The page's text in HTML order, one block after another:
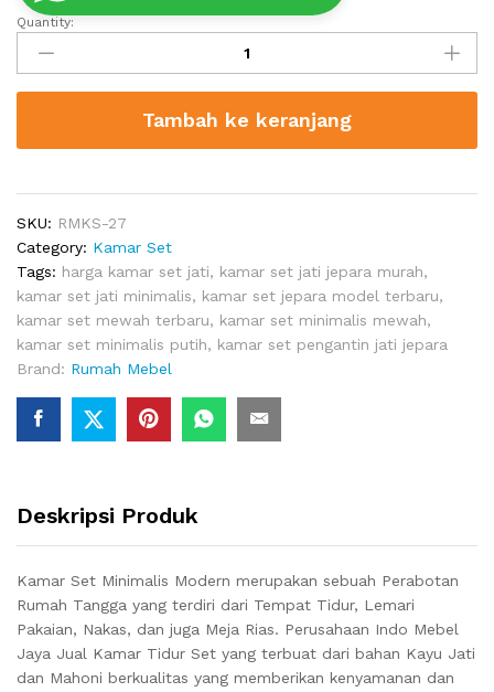
Kamar
Set
Minimalis
Modern
Quantity:
Tambah ke keranjang
SKU: RMKS-27
Category: Kamar Set
Tags: harga kamar set jati, kamar set jati jepara murah,
kamar set jati minimalis, kamar set jepara model terbaru,
kamar set mewah terbaru, kamar set minimalis mewah,
kamar set minimalis putih, kamar set pengantin jati jepara
Brand: Rumah Mebel
Deskripsi Produk
Kamar Set Minimalis Modern merupakan sebuah Perabotan
Rumah Tangga yang terdiri dari Tempat Tidur, Lemari
Pakaian, Nakas, dan juga Meja Rias. Perusahaan Indo Mebel
Jaya Jual Kamar Tidur Set yang terbuat dari bahan Kayu Jati
dan Mahoni berkualitas yang memberikan kenyamanan dan